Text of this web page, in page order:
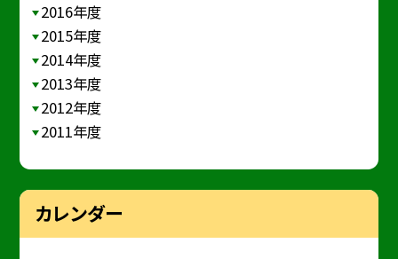
2016年度
2015年度
2014年度
2013年度
2012年度
2011年度
カレンダー